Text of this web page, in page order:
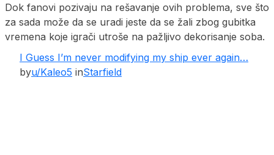
Dok fanovi pozivaju na rešavanje ovih problema, sve što
za sada može da se uradi jeste da se žali zbog gubitka
vremena koje igrači utroše na pažljivo dekorisanje soba.
I Guess I’m never modifying my ship ever again…
byu/Kaleo5 inStarfield